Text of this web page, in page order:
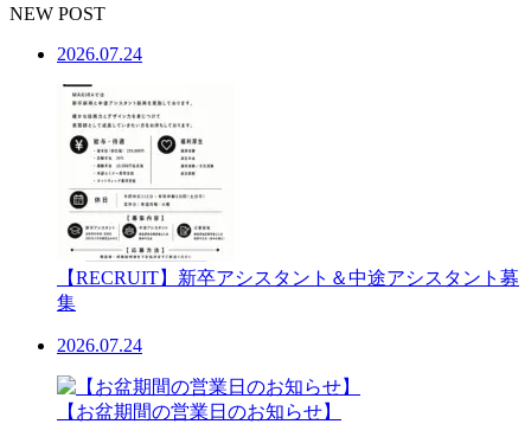
NEW POST
2026.07.24
【RECRUIT】新卒アシスタント＆中途アシスタント募
集
2026.07.24
【お盆期間の営業日のお知らせ】